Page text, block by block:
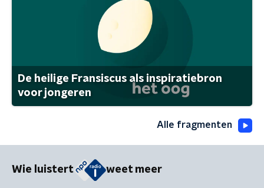
De heilige Fransiscus als inspiratiebron
voor jongeren
Alle fragmenten
Wie luistert weet meer